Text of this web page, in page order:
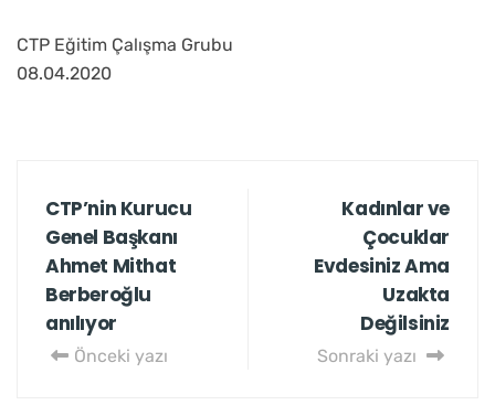
CTP Eğitim Çalışma Grubu
08.04.2020
CTP’nin Kurucu
Genel Başkanı
Ahmet Mithat
Berberoğlu
anılıyor
Önceki yazı
Kadınlar ve
Çocuklar
Evdesiniz Ama
Uzakta
Değilsiniz
Sonraki yazı